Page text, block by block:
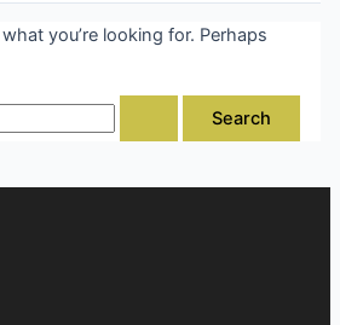
you’re looking for. Perhaps